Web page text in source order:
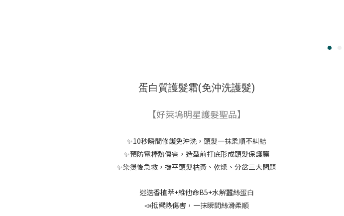
蛋白質護髮霜(免沖洗護髮)
【好萊塢明星護髮聖品】
✨10秒瞬間修護免沖洗，頭髮一抹柔順不糾結
✨預防電棒熱傷害，造型前打底形成頭髮保護膜
✨染燙後急救，撫平頭髮枯黃、乾燥、分岔三大問題
迷迭香植萃+維他命B5+水解蠶絲蛋白
📣抵禦熱傷害，一抹瞬間絲滑柔順